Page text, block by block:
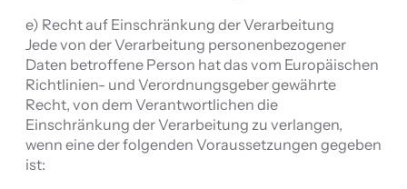
e) Recht auf Einschränkung der Verarbeitung
Jede von der Verarbeitung personenbezogener
Daten betroffene Person hat das vom Europäischen
Richtlinien- und Verordnungsgeber gewährte
Recht, von dem Verantwortlichen die
Einschränkung der Verarbeitung zu verlangen,
wenn eine der folgenden Voraussetzungen gegeben
ist: